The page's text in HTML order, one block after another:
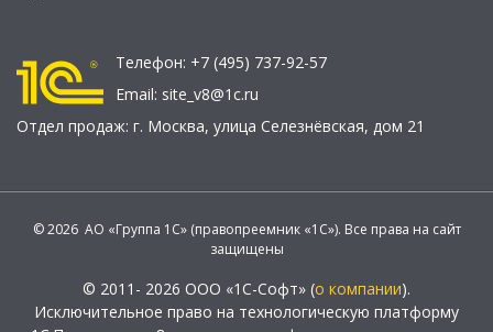
Телефон: +7 (495) 737-92-57
Email: site_v8@1c.ru
Отдел продаж: г. Москва, улица Селезнёвская, дом 21
© 2026 АО «Группа 1С» (правопреемник «1С»). Все права на сайт
защищены
© 2011- 2026 ООО «1С-Софт» (о компании).
Исключительное право на технологическую платформу